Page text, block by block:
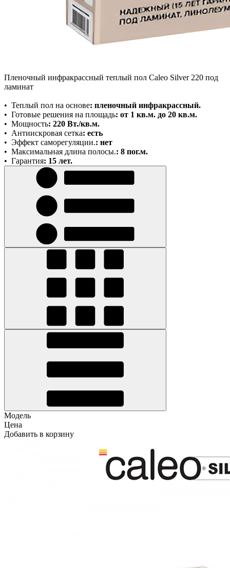
Пленочный инфракрассный теплый пол Caleo Silver 220 под
ламинат
• Теплый пол на основе: пленочный инфракрассный.
• Готовые решения на площадь: от 1 кв.м. до 20 кв.м.
• Мощность: 220 Вт./кв.м.
• Антиискровая сетка: есть
• Эффект саморегуляции.: нет
• Максимальная длина полосы.: 8 пог.м.
• Гарантия: 15 лет.
Модель
Цена
Добавить в корзину